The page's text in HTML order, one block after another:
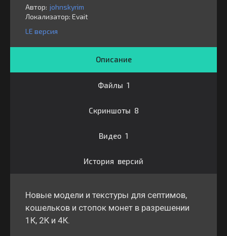
Автор: johnskyrim
Локализатор: ⁣⁣⁣Evait
LE версия
Описание
Файлы 1
Скриншоты 8
Видео 1
История версий
Новые модели и текстуры для септимов,
кошельков и стопок монет в разрешении
1К, 2К и 4К.